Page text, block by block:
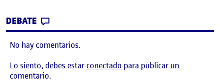
DEBATE
No hay comentarios.
Lo siento, debes estarconectado para publicar un
comentario.